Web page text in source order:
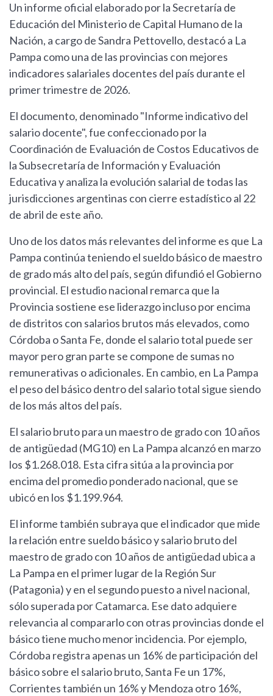
Un informe oficial elaborado por la Secretaría de
Educación del Ministerio de Capital Humano de la
Nación, a cargo de Sandra Pettovello, destacó a La
Pampa como una de las provincias con mejores
indicadores salariales docentes del país durante el
primer trimestre de 2026.
El documento, denominado "Informe indicativo del
salario docente", fue confeccionado por la
Coordinación de Evaluación de Costos Educativos de
la Subsecretaría de Información y Evaluación
Educativa y analiza la evolución salarial de todas las
jurisdicciones argentinas con cierre estadístico al 22
de abril de este año.
Uno de los datos más relevantes del informe es que La
Pampa continúa teniendo el sueldo básico de maestro
de grado más alto del país, según difundió el Gobierno
provincial. El estudio nacional remarca que la
Provincia sostiene ese liderazgo incluso por encima
de distritos con salarios brutos más elevados, como
Córdoba o Santa Fe, donde el salario total puede ser
mayor pero gran parte se compone de sumas no
remunerativas o adicionales. En cambio, en La Pampa
el peso del básico dentro del salario total sigue siendo
de los más altos del país.
El salario bruto para un maestro de grado con 10 años
de antigüedad (MG10) en La Pampa alcanzó en marzo
los $1.268.018. Esta cifra sitúa a la provincia por
encima del promedio ponderado nacional, que se
ubicó en los $1.199.964.
El informe también subraya que el indicador que mide
la relación entre sueldo básico y salario bruto del
maestro de grado con 10 años de antigüedad ubica a
La Pampa en el primer lugar de la Región Sur
(Patagonia) y en el segundo puesto a nivel nacional,
sólo superada por Catamarca. Ese dato adquiere
relevancia al compararlo con otras provincias donde el
básico tiene mucho menor incidencia. Por ejemplo,
Córdoba registra apenas un 16% de participación del
básico sobre el salario bruto, Santa Fe un 17%,
Corrientes también un 16% y Mendoza otro 16%,